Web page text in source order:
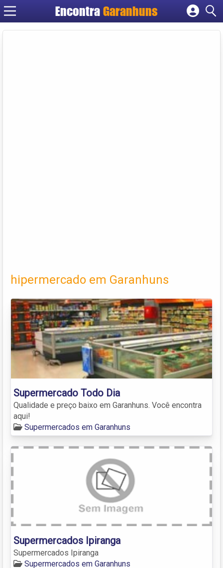
EncontraGaranhuns
Cadastrar empresa
hipermercado em Garanhuns
Supermercado Todo Dia
Qualidade e preço baixo em Garanhuns. Você encontra
aqui!
Supermercados em Garanhuns
Supermercados Ipiranga
Supermercados Ipiranga
Supermercados em Garanhuns